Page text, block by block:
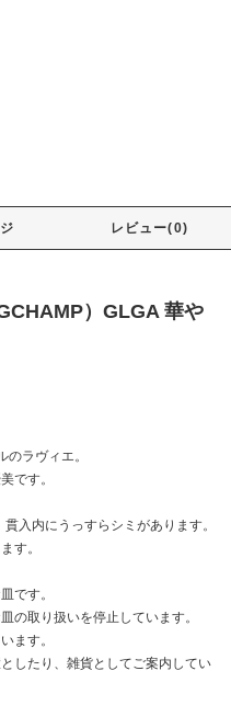
レビュー(0)
）GLGA 華や
ラヴィエ。
です。
入内にうっすらシミがあります。
す。
です。
の取り扱いを停止しています。
ます。
したり、雑貨としてご案内してい